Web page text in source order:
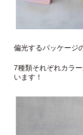
偏光するパッケージ
7種類それぞれカラ
います！